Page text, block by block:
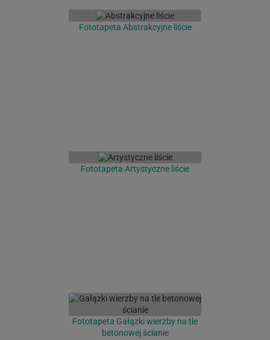
Fototapeta Abstrakcyjne liście
Fototapeta Artystyczne liście
Fototapeta Gałązki wierzby na tle
betonowej ścianie